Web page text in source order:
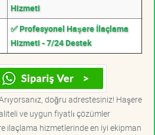
Hizmeti
✅ Profesyonel Haşere İlaçlama
Hizmeti - 7/24 Destek
doğru adrestesiniz! Haşere
ve uygun fiyatlı çözümler
ilaçlama hizmetlerinde en iyi ekipman